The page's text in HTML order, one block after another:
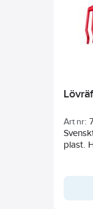
Art nr:
plast.